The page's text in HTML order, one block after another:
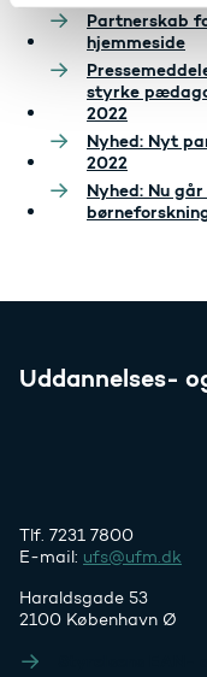
Partnerskab
hjemmeside
styrke
2022
Nyhed: Nyt
2022
Nyhed: Nu
Uddannelses-
Tlf. 7231 7800
E-mail: ufs@ufm.dk
Haraldsgade 53
2100 København Ø